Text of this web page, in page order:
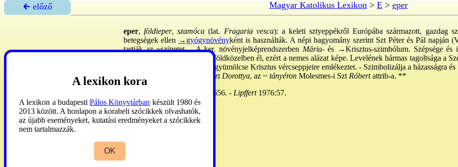
🡰 előző Magyar Katolikus Lexikon> E > eper
eper, földieper, szamóca (lat. Fragaria vesca): a keleti sztyeppékről Európába származott, gazdag
betegségek ellen →gyógynövényként is használták. A népi hagyomány szerint Szt Péter és Pál napján
tartják az ~szüretet. - A ker. növényjelképrendszerben Mária-és →Krisztus-szimbólum. Szépsége
közül, mégis a földre hajlik, földközelben él, ezért a nemes alázat képe. Levelének hármas tagoltsága a
szirma Krisztus 5 szt sebére, gyümölcse Krisztus vércseppjeire emlékeztet. - Szimbolizálja a házasságra és
igazságosságot. Az ~
Szt Dorottya, az ~ tányéron Molesmes-i Szt Róbertattrib-a. **
I:656. - Lipffert1976:57.
A lexikon kora
A lexikon a budapesti Pálos Könyvtárban készült 1980 és
2013 között. A honlapon a korabeli szócikkek olvashatók,
az újabb eseményeket, kutatási eredményeket a szócikkek
nem tartalmazzák.
OK